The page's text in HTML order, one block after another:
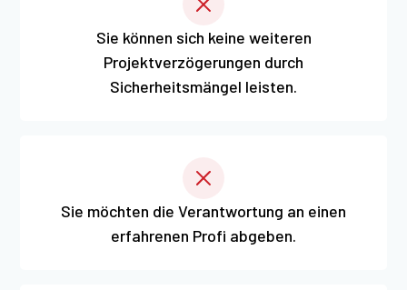
Sie können sich keine weiteren
Projektverzögerungen durch
Sicherheitsmängel leisten.
Sie möchten die Verantwortung an einen
erfahrenen Profi abgeben.